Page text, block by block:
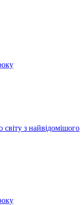
світу з найвідомішого